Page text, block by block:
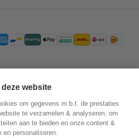
website
om gegevens m.b.t. de prestaties
te verzamelen & analyseren, om
aan te bieden en onze content &
en personaliseren.